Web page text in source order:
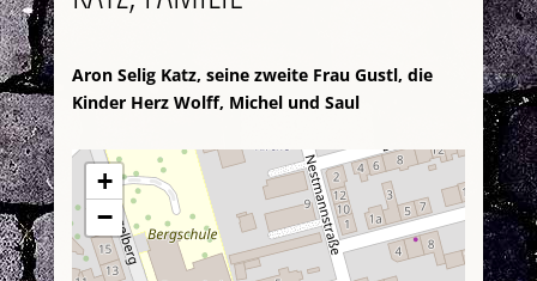
Aron Selig Katz, seine zweite Frau Gustl, die
Kinder Herz Wolff, Michel und Saul
+
−